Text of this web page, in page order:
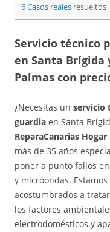
6Casos reales resueltos
Servicio técnico
en Santa Brígida
Palmas con
¿Necesitas un servicio
guardia en Santa
ReparaCanarias Hogar
más de 35 años
poner a punto fallos
y microondas. Estamos
acostumbrados a
los factores
electrodomésticos y